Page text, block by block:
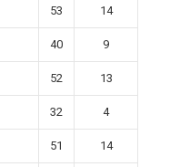
53 14
40 9
52 13
32 4
51 14